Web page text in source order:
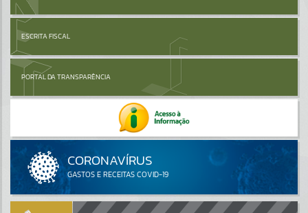
ESCRITA FISCAL
PORTAL DA TRANSPARÊNCIA